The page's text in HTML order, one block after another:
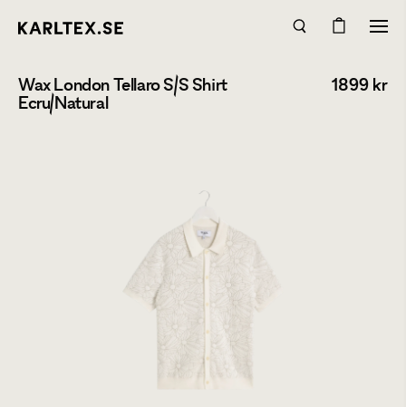
Wax London Tellaro S/S Shirt
Ecru/Natural
1899 kr